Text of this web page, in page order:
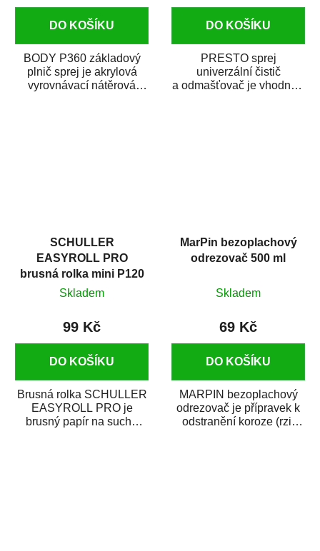
DO KOŠÍKU
BODY P360 základový
plnič sprej je akrylová
vyrovnávací nátěrová
DO KOŠÍKU
PRESTO sprej
univerzální čistič
a odmašťovač je vhodný k
SCHULLER
EASYROLL PRO
brusná rolka mini P120
Skladem
99 Kč
DO KOŠÍKU
Brusná rolka SCHULLER
EASYROLL PRO je
brusný papír na suché
MarPin bezoplachový
odrezovač 500 ml
Skladem
69 Kč
DO KOŠÍKU
MARPIN bezoplachový
odrezovač je přípravek k
odstranění koroze (rzi)